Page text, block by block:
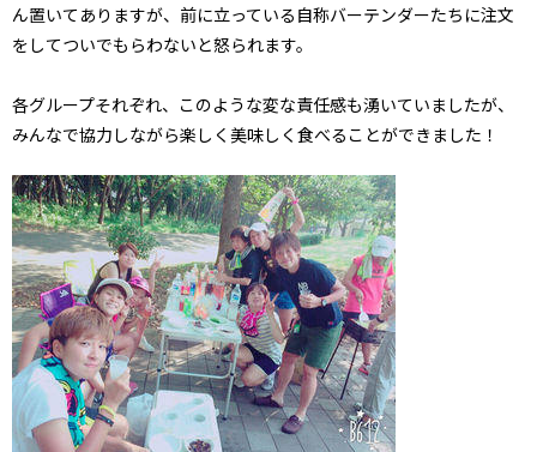
ん置いてありますが、前に立っている自称バーテンダーたちに注文
をしてついでもらわないと怒られます。
各グループそれぞれ、このような変な責任感も湧いていましたが、
みんなで協力しながら楽しく美味しく食べることができました！